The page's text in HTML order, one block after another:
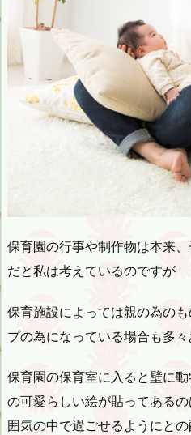
保育園の行事や制作物は本来
だと私は考えているのですが
保育施設によっては親の為の
プの為になっている場合も多々
保育園の保育室に入ると壁に
の可愛らしい絵が貼ってある
囲気の中で過ごせるようにとの